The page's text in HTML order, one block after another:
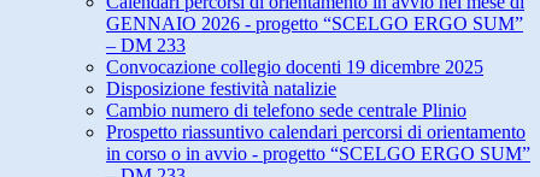
GENNAIO 2026 - progetto “SCELGO ERGO SUM”
– DM 233
Convocazione collegio docenti 19 dicembre 2025
Disposizione festività natalizie
Cambio numero di telefono sede centrale Plinio
Prospetto riassuntivo calendari percorsi di orientamento
in corso o in avvio - progetto “SCELGO ERGO SUM”